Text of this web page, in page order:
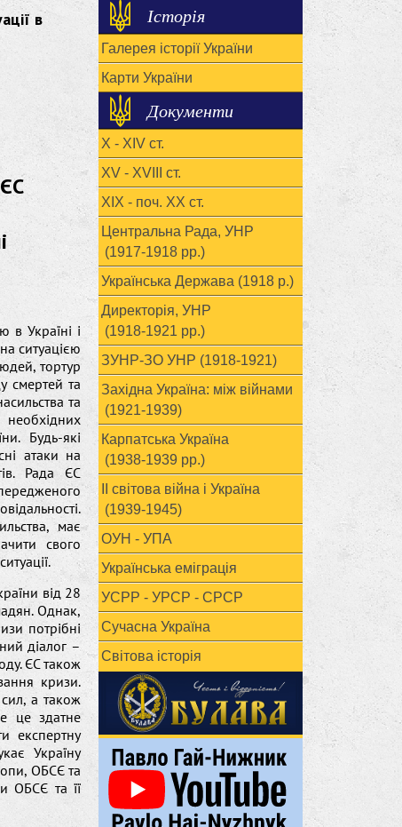
в
в Україні і
ситуацією
тортур
смертей та
та
Будь-які
атаки на
Рада ЄС
має
свого
від 28
Однак,
потрібні
діалог –
ЄС також
кризи.
а також
це здатне
експертну
Україну
ОБСЄ та
ОБСЄ та її
Історія
Галерея історії України
Карти України
Документи
X - XIV ст.
XV - XVIII ст.
ХІХ - поч. ХХ ст.
Центральна Рада, УНР
(1917-1918 рр.)
Українська Держава (1918 р.)
Директорія, УНР
(1918-1921 рр.)
ЗУНР-ЗО УНР (1918-1921)
Західна Україна: між війнами
(1921-1939)
Карпатська Україна
(1938-1939 рр.)
ІІ світова війна і Україна
(1939-1945)
ОУН - УПА
Українська еміграція
УСРР - УРСР - СРСР
Сучасна Україна
Світова історія